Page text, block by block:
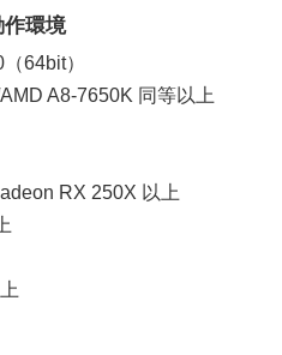
作環境
64bit）
A8-7650K 同等以上
RX 250X 以上